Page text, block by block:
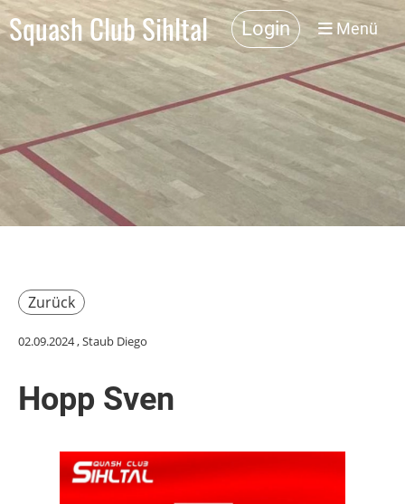
Squash Club Sihltal Login Menü
Zurück
02.09.2024, Staub Diego
Hopp Sven